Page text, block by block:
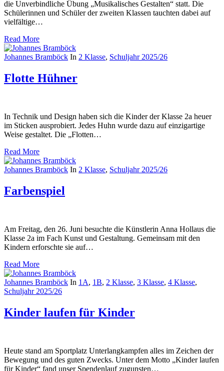
die Unverbindliche Übung „Musikalisches Gestalten“ statt. Die
Schülerinnen und Schüler der zweiten Klassen tauchten dabei auf
vielfältige…
Read More
Johannes Bramböck In 2 Klasse, Schuljahr 2025/26
Flotte Hühner
In Technik und Design haben sich die Kinder der Klasse 2a heuer
im Sticken ausprobiert. Jedes Huhn wurde dazu auf einzigartige
Weise gestaltet. Die „Flotten…
Read More
Johannes Bramböck In 2 Klasse, Schuljahr 2025/26
Farbenspiel
Am Freitag, den 26. Juni besuchte die Künstlerin Anna Hollaus die
Klasse 2a im Fach Kunst und Gestaltung. Gemeinsam mit den
Kindern erforschte sie auf…
Read More
Johannes Bramböck In 1A, 1B, 2 Klasse, 3 Klasse, 4 Klasse,
Schuljahr 2025/26
Kinder laufen für Kinder
Heute stand am Sportplatz Unterlangkampfen alles im Zeichen der
Bewegung und des guten Zwecks. Unter dem Motto „Kinder laufen
für Kinder“ fand unser Spendenlauf zugunsten…